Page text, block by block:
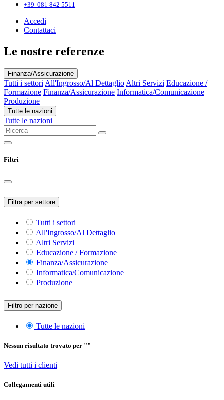
+39 081 842 5511
Accedi
Contattaci
Le nostre referenze
Finanza/Assicurazione
Tutti i settori All'Ingrosso/Al Dettaglio Altri Servizi Educazione /
Formazione Finanza/Assicurazione Informatica/Comunicazione
Produzione
Tutte le nazioni
Tutte le nazioni
Filtri
Filtra per settore
Tutti i settori
All'Ingrosso/Al Dettaglio
Altri Servizi
Educazione / Formazione
Finanza/Assicurazione
Informatica/Comunicazione
Produzione
Filtro per nazione
Tutte le nazioni
Nessun risultato trovato per ""
Vedi tutti i clienti
Collegamenti utili